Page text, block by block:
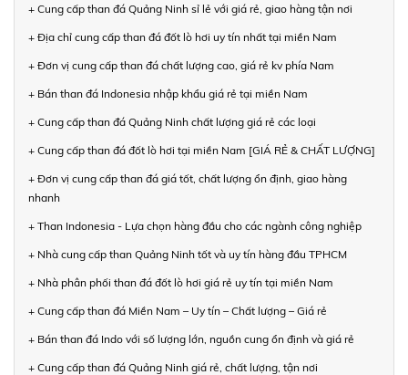
+ Cung cấp than đá Quảng Ninh sỉ lẻ với giá rẻ, giao hàng tận nơi
+ Địa chỉ cung cấp than đá đốt lò hơi uy tín nhất tại miền Nam
+ Đơn vị cung cấp than đá chất lượng cao, giá rẻ kv phía Nam
+ Bán than đá Indonesia nhập khẩu giá rẻ tại miền Nam
+ Cung cấp than đá Quảng Ninh chất lượng giá rẻ các loại
+ Cung cấp than đá đốt lò hơi tại miền Nam [GIÁ RẺ & CHẤT LƯỢNG]
+ Đơn vị cung cấp than đá giá tốt, chất lượng ổn định, giao hàng
nhanh
+ Than Indonesia - Lựa chọn hàng đầu cho các ngành công nghiệp
+ Nhà cung cấp than Quảng Ninh tốt và uy tín hàng đầu TPHCM
+ Nhà phân phối than đá đốt lò hơi giá rẻ uy tín tại miền Nam
+ Cung cấp than đá Miền Nam – Uy tín – Chất lượng – Giá rẻ
+ Bán than đá Indo với số lượng lớn, nguồn cung ổn định và giá rẻ
+ Cung cấp than đá Quảng Ninh giá rẻ, chất lượng, tận nơi